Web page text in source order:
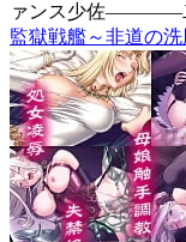
ァンス少佐————
監獄戦艦～非道の